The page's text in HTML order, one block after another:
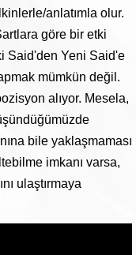
anlatımla olur.
göre bir etki
Said'den Yeni Said'e
mümkün değil.
alıyor. Mesela,
bile yaklaşmaması
imkanı varsa,
ulaştırmaya